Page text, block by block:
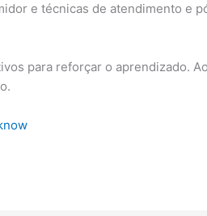
e técnicas de atendimento e
para reforçar o aprendizado.